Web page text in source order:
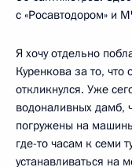
с «Росавтодором» и
Я хочу отдельно
Куренкова за то, что
откликнулся. Уже
водоналивных дамб,
погружены на
где-то часам к семи
устанавливаться на